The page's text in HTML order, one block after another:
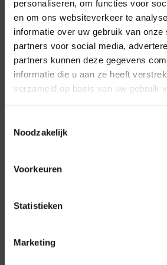
personaliseren, om functies voor
en om ons websiteverkeer te
informatie over uw gebruik van onze
partners voor social media,
partners kunnen deze gegevens
informatie die u aan ze heeft
verzameld op basis van uw gebruik
Noodzakelijk
Voorkeuren
Statistieken
Marketing
ondersteuning
Zeg maar dag tegen klamme
minipocketveren zorgen voor de
luchtcirculatie tussen u en het 7
minipocketveren zorgen voor
van o.a. uw wervelkolom. Binnen
Product
Showroom
Vrijdag 12:00 –
Zondag 12:00 –